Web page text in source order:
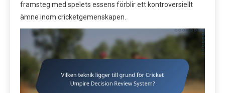
framsteg med spelets essens förblir ett kontroversiellt
ämne inom cricketgemenskapen.